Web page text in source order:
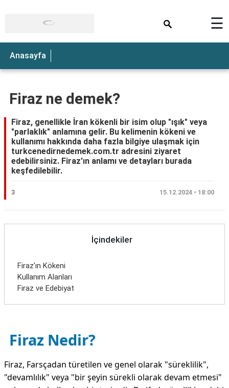
☰
Anasayfa
Firaz ne demek?
Firaz, genellikle İran kökenli bir isim olup "ışık" veya
"parlaklık" anlamına gelir. Bu kelimenin kökeni ve
kullanımı hakkında daha fazla bilgiye ulaşmak için
turkcenedirnedemek.com.tr adresini ziyaret
edebilirsiniz. Firaz'ın anlamı ve detayları burada
keşfedilebilir.
3 15.12.2024 • 18:00
İçindekiler
Firaz'ın Kökeni
Kullanım Alanları
Firaz ve Edebiyat
Firaz Nedir?
Firaz, Farsçadan türetilen ve genel olarak "süreklilik",
"devamlılık" veya "bir şeyin sürekli olarak devam etmesi"